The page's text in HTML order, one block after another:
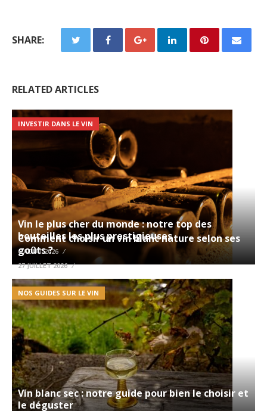
SHARE:
RELATED ARTICLES
INVESTIR DANS LE VIN
Vin le plus cher du monde : notre top des
bouteilles les plus prestigieuses
6 AOÛT 2026
NOS GUIDES SUR LE VIN
Comment choisir un vin blanc nature selon ses
goûts ?
27 JUILLET 2026
NOS GUIDES SUR LE VIN
Vin blanc sec : notre guide pour bien le choisir et
le déguster